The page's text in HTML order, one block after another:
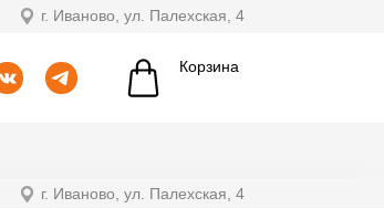
г. Иваново, ул. Палехская, 4
Корзина
г. Иваново, ул. Палехская, 4